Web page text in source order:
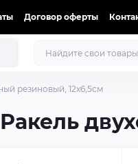
Договор оферты
резиновый, 12x6,5см